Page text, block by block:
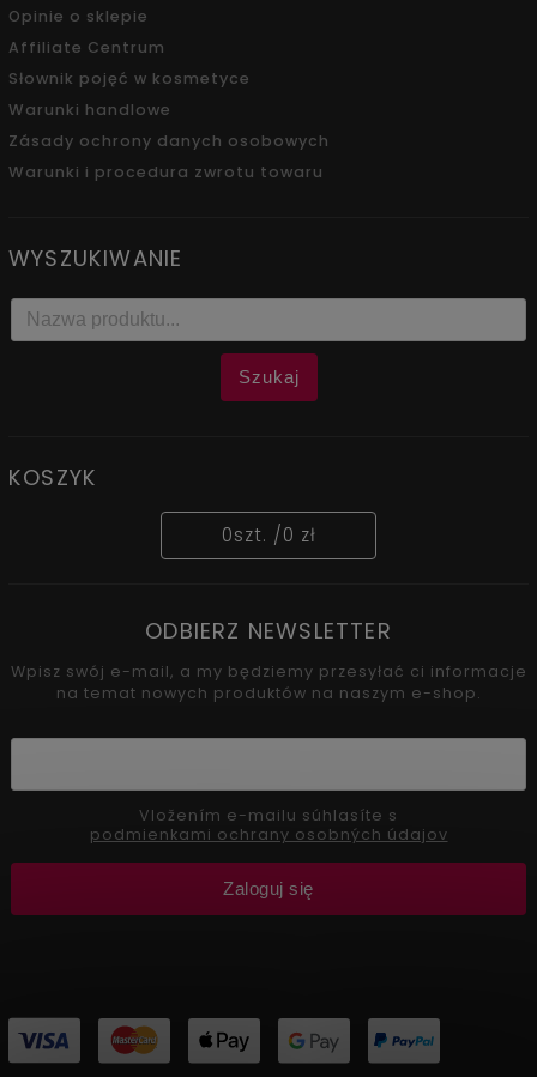
Opinie o sklepie
Affiliate Centrum
Słownik pojęć w kosmetyce
Warunki handlowe
Zásady ochrony danych osobowych
Warunki i procedura zwrotu towaru
WYSZUKIWANIE
Szukaj
KOSZYK
0szt. /0 zł
ODBIERZ NEWSLETTER
Wpisz swój e-mail, a my będziemy przesyłać ci informacje
na temat nowych produktów na naszym e-shop.
podmienkami ochrany osobných údajov
Zaloguj się